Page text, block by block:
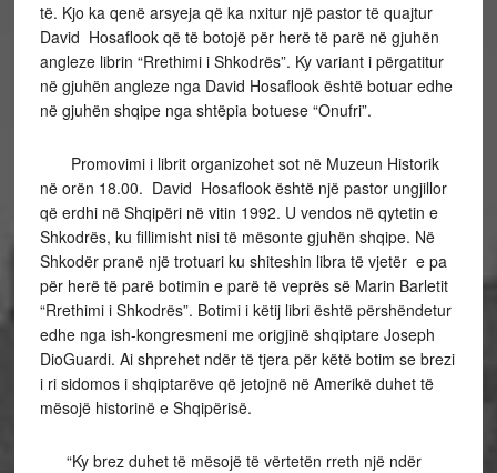
të. Kjo ka qenë arsyeja që ka nxitur një pastor të quajtur
David Hosaflook që të botojë për herë të parë në gjuhën
angleze librin “Rrethimi i Shkodrës”. Ky variant i përgatitur
në gjuhën angleze nga David Hosaflook është botuar edhe
në gjuhën shqipe nga shtëpia botuese “Onufri”.
Promovimi i librit organizohet sot në Muzeun Historik
në orën 18.00. David Hosaflook është një pastor ungjillor
që erdhi në Shqipëri në vitin 1992. U vendos në qytetin e
Shkodrës, ku fillimisht nisi të mësonte gjuhën shqipe. Në
Shkodër pranë një trotuari ku shiteshin libra të vjetër e pa
për herë të parë botimin e parë të veprës së Marin Barletit
“Rrethimi i Shkodrës”. Botimi i këtij libri është përshëndetur
edhe nga ish-kongresmeni me origjinë shqiptare Joseph
DioGuardi. Ai shprehet ndër të tjera për këtë botim se brezi
i ri sidomos i shqiptarëve që jetojnë në Amerikë duhet të
mësojë historinë e Shqipërisë.
“Ky brez duhet të mësojë të vërtetën rreth një ndër